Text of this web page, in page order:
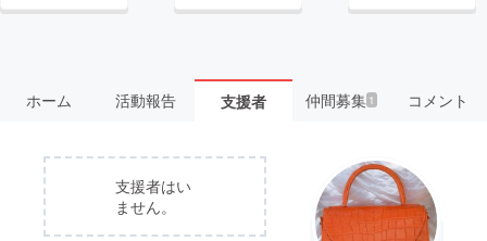
ホーム 活動報告 支援者 仲間募集 1 コメント
支援者はい
ません。